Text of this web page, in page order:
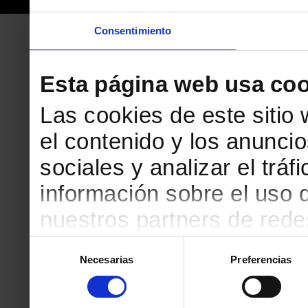
Consentimiento
Esta página web usa
Las cookies de este sitio
el contenido y los
sociales y analizar el
información sobre el uso
nuestros partners de
que les haya
partir del uso que haya
consentimiento
Necesarias Preferencias